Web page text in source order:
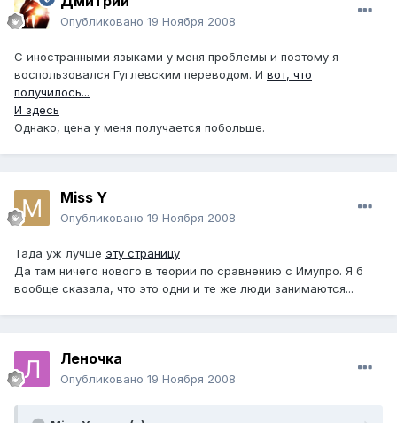
Опубликовано 19 Ноября 2008
C иностранными языками у меня проблемы и поэтому я
воспользовался Гуглевским переводом. И вот, что
получилось...
И здесь
Однако, цена у меня получается побольше.
Miss Y
Опубликовано 19 Ноября 2008
Тада уж лучше эту страницу
Да там ничего нового в теории по сравнению с Имупро. Я б
вообще сказала, что это одни и те же люди занимаются...
Леночка
Опубликовано 19 Ноября 2008